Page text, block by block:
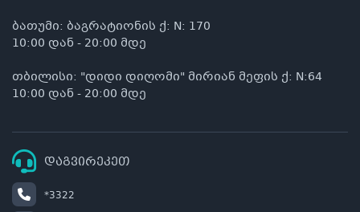
ბათუმი: ბაგრატიონის ქ: N: 170
10:00 დან - 20:00 მდე
თბილისი: "დიდი დიღომი" მირიან მეფის ქ: N:64
10:00 დან - 20:00 მდე
დაგვირეკეთ
*3322